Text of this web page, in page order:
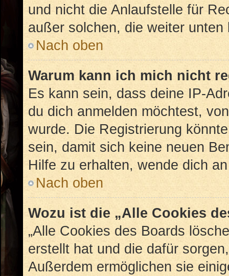
und nicht die Anlaufstelle für
außer solchen, die weiter unten
Nach oben
Warum kann ich mich nicht
Es kann sein, dass deine IP-
du dich anmelden möchtest,
wurde. Die Registrierung
sein, damit sich keine neuen
Hilfe zu erhalten, wende dich
Nach oben
Wozu ist die „Alle Cookies
„Alle Cookies des Boards
erstellt hat und die dafür
Außerdem ermöglichen sie